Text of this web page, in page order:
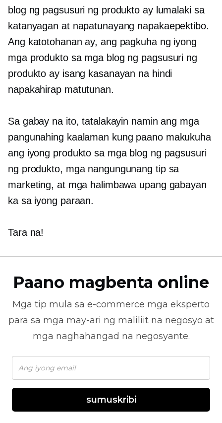
blog ng pagsusuri ng produkto ay lumalaki sa
katanyagan at napatunayang napakaepektibo.
Ang katotohanan ay, ang pagkuha ng iyong
mga produkto sa mga blog ng pagsusuri ng
produkto ay isang kasanayan na hindi
napakahirap matutunan.
Sa gabay na ito, tatalakayin namin ang mga
pangunahing kaalaman kung paano makukuha
ang iyong produkto sa mga blog ng pagsusuri
ng produkto, mga nangungunang tip sa
marketing, at mga halimbawa upang gabayan
ka sa iyong paraan.
Tara na!
Paano magbenta online
Mga tip mula sa e-commerce mga eksperto
para sa mga may-ari ng maliliit na negosyo at
mga naghahangad na negosyante.
sumuskribi